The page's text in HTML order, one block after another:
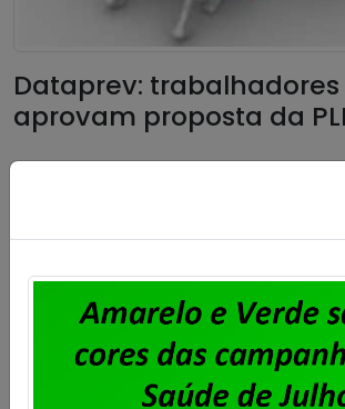
Dataprev: trabalhadores
aprovam proposta da
Dataprev aprovaram a proposta de
PLR 2026. Foi aprovada também a
de Contribuição para Custeio Sindical
2026, com desconto limitado a
oposição por parte daqueles que não